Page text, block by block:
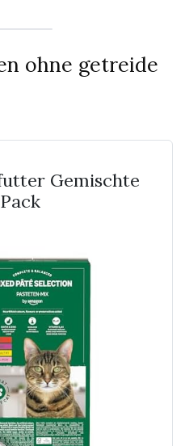
ohne getreide
Gemischte